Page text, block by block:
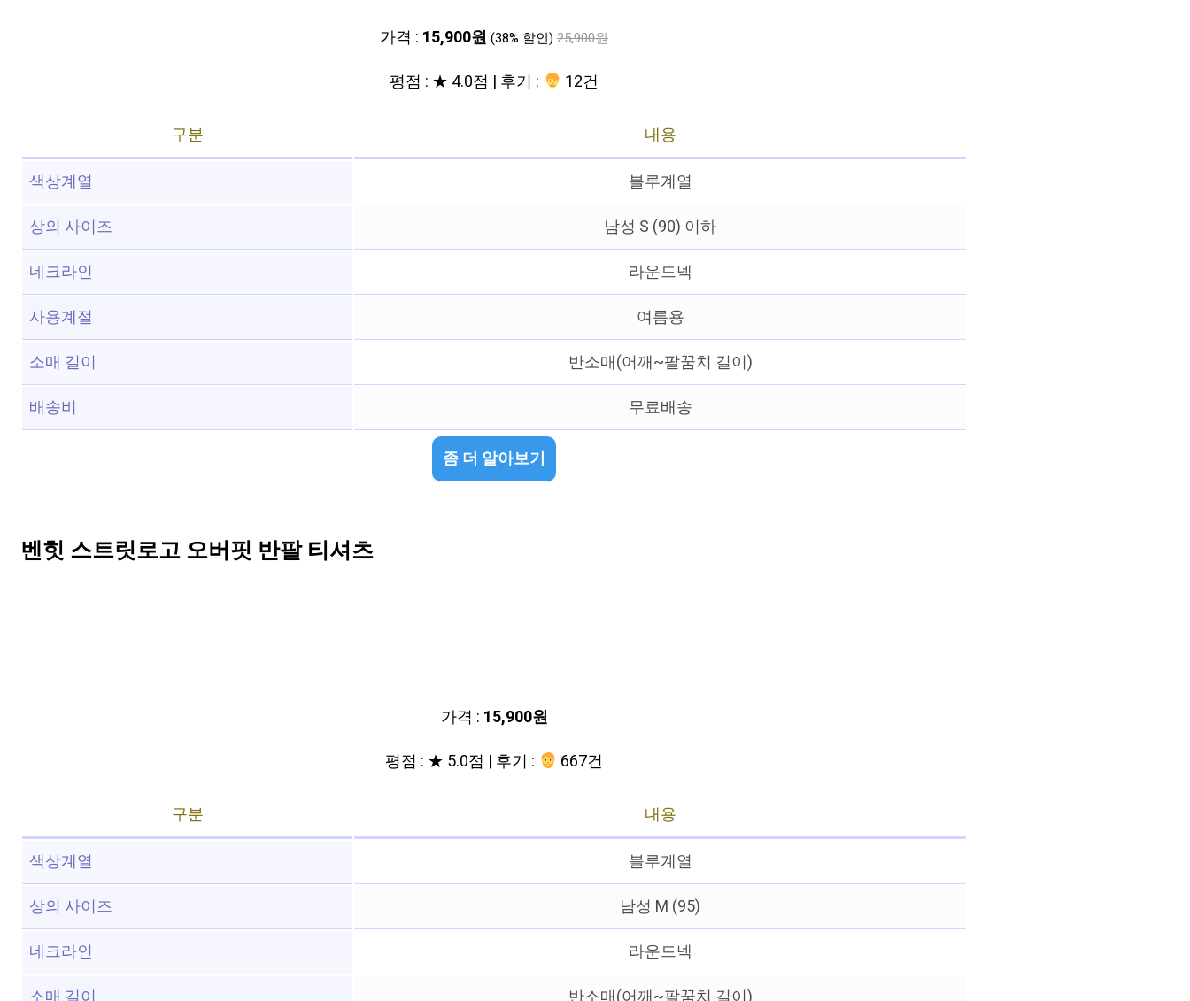
가격 : 15,900원 (38% 할인) 25,900원
평점 : ★ 4.0점 | 후기 : 12건
구분
내용
색상계열
블루계열
상의 사이즈
남성 S (90) 이하
네크라인
라운드넥
사용계절
여름용
소매 길이
반소매(어깨~팔꿈치 길이)
배송비
무료배송
좀 더 알아보기
벤힛 스트릿로고 오버핏 반팔 티셔츠
가격 : 15,900원
평점 : ★ 5.0점 | 후기 :
667건
구분
내용
색상계열
블루계열
상의 사이즈
남성 M (95)
네크라인
라운드넥